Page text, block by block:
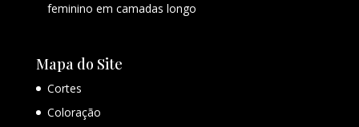
feminino em camadas longo
Mapa do Site
Cortes
Coloração